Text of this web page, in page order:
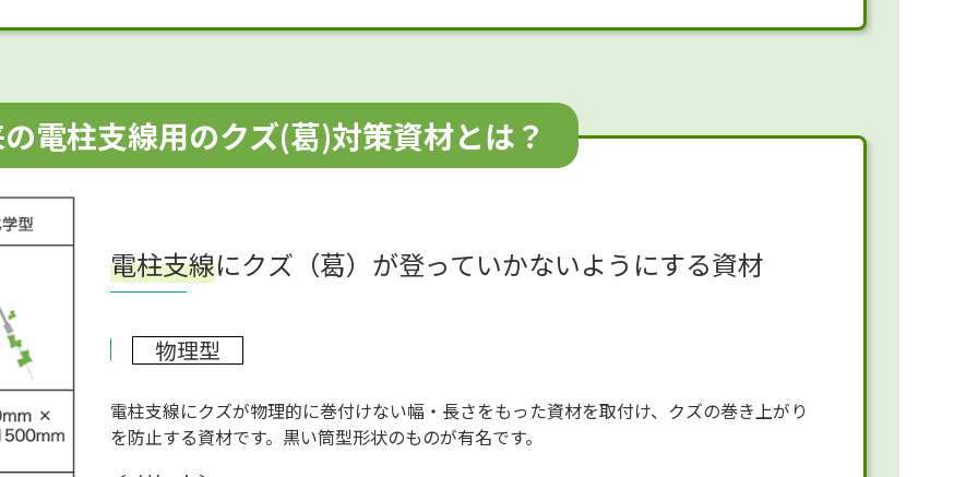
電柱支線用のクズ(葛)対策資材とは？
電柱支線にクズ（葛）が登っていかないようにする資材
物理型
電柱支線にクズが物理的に巻付けない幅・長さをもった資材を取付け、クズの巻き上がり
を防止する資材です。黒い筒型形状のものが有名です。